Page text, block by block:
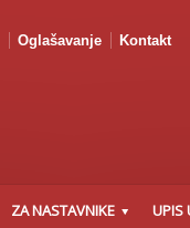
Oglašavanje Kontakt
ZA NASTAVNIKE UPIS